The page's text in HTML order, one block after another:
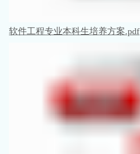
软件工程专业本科生培养方案.pdf